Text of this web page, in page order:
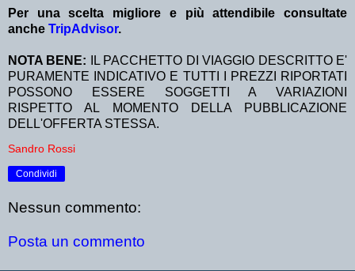
Per una scelta migliore e più attendibile consultate
anche TripAdvisor.
NOTA BENE:
IL PACCHETTO DI VIAGGIO DESCRITTO E'
PURAMENTE INDICATIVO E TUTTI I PREZZI RIPORTATI
POSSONO ESSERE SOGGETTI A VARIAZIONI
RISPETTO AL MOMENTO DELLA PUBBLICAZIONE
DELL'OFFERTA STESSA.
Sandro Rossi
Condividi
Nessun commento:
Posta un commento